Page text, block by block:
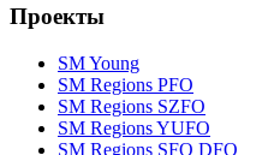
Проекты
SM Young
SM Regions PFO
SM Regions SZFO
SM Regions YUFO
SM Regions SFO DFO